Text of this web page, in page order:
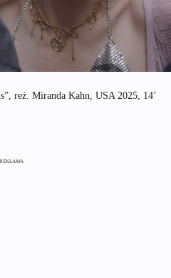
reż. Miranda Kahn, USA 2025, 14’
REKLAMA